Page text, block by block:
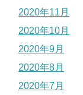
2020年11月
2020年10月
2020年9月
2020年8月
2020年7月